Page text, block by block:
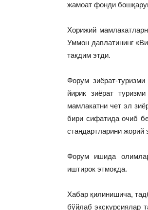
жамоат фонди
Хорижий
Уммон давлатининг
тақдим этди.
Форум зиёрат-
йирик зиёрат
мамлакатни чет эл
бири сифатида очиб
стандартларини жорий
Форум ишида
иштирок этмоқда.
Хабар қилинишича,
бўйлаб экскурсиялар